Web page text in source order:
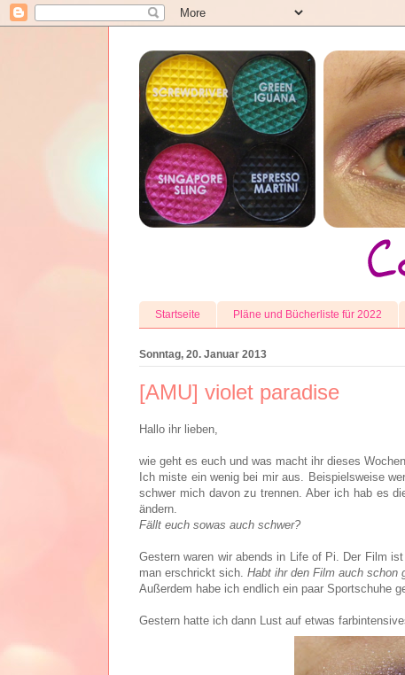
Startseite Pläne und Bücherliste für 2022
Sonntag, 20. Januar 2013
[AMU] violet paradise
Hallo ihr lieben,
wie geht es euch und was macht ihr dieses
Ich miste ein wenig bei mir aus. Beispielsweise
schwer mich davon zu trennen. Aber ich hab es
ändern.
Fällt euch sowas auch schwer?
Gestern waren wir abends in Life of Pi. Der Film
man erschrickt sich. Habt ihr den Film auch schon
Außerdem habe ich endlich ein paar Sportschuhe
Gestern hatte ich dann Lust auf etwas